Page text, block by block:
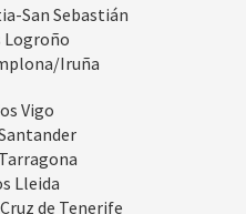
San Sebastián
Logroño
Iruña
Vigo
Lleida
de Tenerife